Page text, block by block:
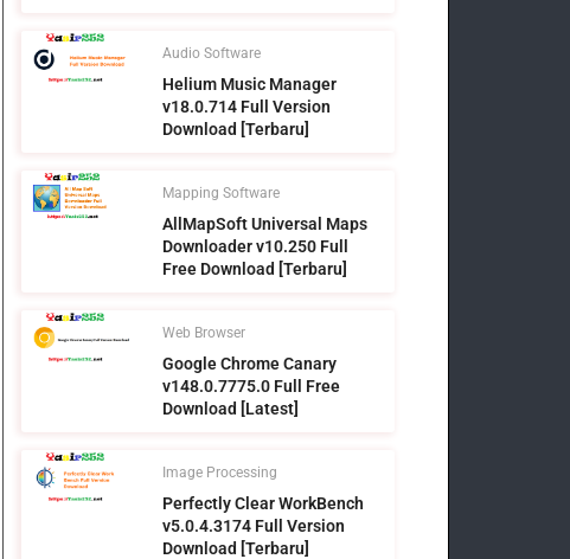
Audio Software
Helium Music Manager
v18.0.714 Full Version
Download [Terbaru]
Mapping Software
AllMapSoft Universal Maps
Downloader v10.250 Full
Free Download [Terbaru]
Web Browser
Google Chrome Canary
v148.0.7775.0 Full Free
Download [Latest]
Image Processing
Perfectly Clear WorkBench
v5.0.4.3174 Full Version
Download [Terbaru]